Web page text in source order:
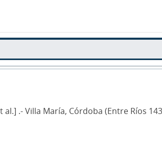
.- Villa María, Córdoba (Entre Ríos